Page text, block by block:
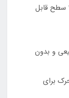
نوع مقاومت: مغناطیسی اتوماتیک با 20 سطح قابل
و بدون
برای